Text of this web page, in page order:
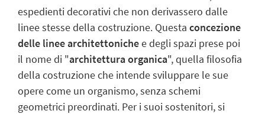
espedienti decorativi che non derivassero dalle
linee stesse della costruzione. Questa concezione
delle linee architettonichee degli spazi prese poi
il nome di "architettura organica", quella filosofia
della costruzione che intende sviluppare le sue
opere come un organismo, senza schemi
geometrici preordinati. Per i suoi sostenitori, si